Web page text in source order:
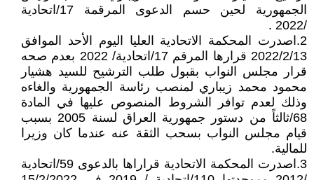
الجمهورية لحين حسم الدعوى المرقمة 17/اتحادية
/2022 .
2.اصدرت المحكمة الاتحادية العليا اليوم الأحد الموافق
2022/2/13 قرارها المرقم 17/اتحادية/ 2022 بعدم صحه
قرار مجلس النواب بقبول طلب الترشيح للسيد هشيار
محمود محمد زيباري لمنصب رئاسة الجمهورية والغاءه
وذلك لعدم توافر الشروط المنصوص عليها في المادة
68/ثالثاً من دستور جمهورية العراق لسنة 2005 بسبب
قيام مجلس النواب بسحب الثقة عنه عندما كان وزيرا
للمالية.
3.اصدرت المحكمة الاتحادية قراراها بالدعوى 59/اتحادية